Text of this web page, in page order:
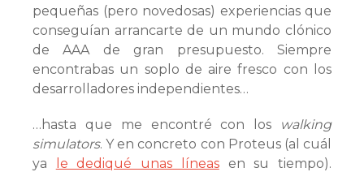
pequeñas (pero novedosas) experiencias que
conseguían arrancarte de un mundo clónico
de AAA de gran presupuesto. Siempre
encontrabas un soplo de aire fresco con los
desarrolladores independientes…
…hasta que me encontré con los
walking
simulators. Y en concreto con Proteus (al cuál
ya
le dediqué unas líneasen su tiempo).